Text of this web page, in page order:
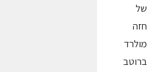
של
חזה
מולרד
ברוטב